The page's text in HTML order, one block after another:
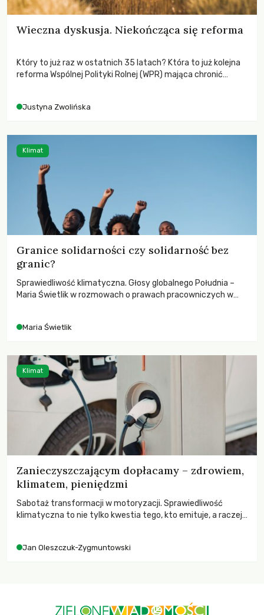
Wieczna dyskusja. Niekończąca się reforma
Który to już raz w ostatnich 35 latach? Która to już kolejna
reforma Wspólnej Polityki Rolnej (WPR) mająca chronić
Justyna Zwolińska
Granice solidarności czy solidarność bez
granic?
Sprawiedliwość klimatyczna. Głosy globalnego Południa –
Maria Świetlik w rozmowach o prawach pracowniczych w
Maria Świetlik
Klimat
Zanieczyszczającym dopłacamy – zdrowiem,
klimatem, pieniędzmi
Sabotaż transformacji w motoryzacji. Sprawiedliwość
klimatyczna to nie tylko kwestia tego, kto emituje, a raczej
Jan Oleszczuk-Zygmuntowski
Klimat